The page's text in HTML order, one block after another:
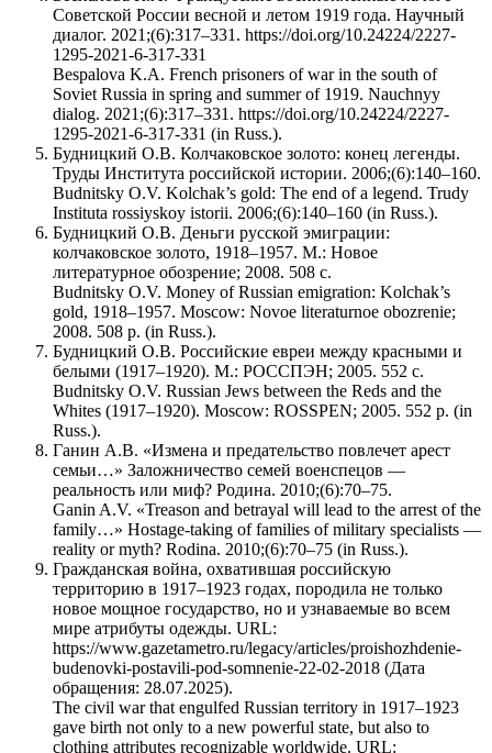
Советской России весной и летом 1919 года. Научный
диалог. 2021;(6):317–331. https://doi.org/10.24224/2227-
1295-2021-6-317-331
Bespalova K.A. French prisoners of war in the south of
Soviet Russia in spring and summer of 1919. Nauchnyy
dialog. 2021;(6):317–331. https://doi.org/10.24224/2227-
1295-2021-6-317-331 (in Russ.).
Будницкий О.В. Колчаковское золото: конец легенды.
Труды Института российской истории. 2006;(6):140–160.
Budnitsky O.V. Kolchak’s gold: The end of a legend. Trudy
Instituta rossiyskoy istorii. 2006;(6):140–160 (in Russ.).
Будницкий О.В. Деньги русской эмиграции:
колчаковское золото, 1918–1957. М.: Новое
литературное обозрение; 2008. 508 с.
Budnitsky O.V. Money of Russian emigration: Kolchak’s
gold, 1918–1957. Moscow: Novoe literaturnoe obozrenie;
2008. 508 p. (in Russ.).
Будницкий О.В. Российские евреи между красными и
белыми (1917–1920). М.: РОССПЭН; 2005. 552 с.
Budnitsky O.V. Russian Jews between the Reds and the
Whites (1917–1920). Moscow: ROSSPEN; 2005. 552 p. (in
Russ.).
Ганин А.В. «Измена и предательство повлечет арест
семьи…» Заложничество семей военспецов —
реальность или миф? Родина. 2010;(6):70–75.
Ganin A.V. «Treason and betrayal will lead to the arrest of the
family…» Hostage-taking of families of military specialists —
reality or myth? Rodina. 2010;(6):70–75 (in Russ.).
Гражданская война, охватившая российскую
территорию в 1917–1923 годах, породила не только
новое мощное государство, но и узнаваемые во всем
мире атрибуты одежды. URL:
https://www.gazetametro.ru/legacy/articles/proishozhdenie-
budenovki-postavili-pod-somnenie-22-02-2018 (Дата
обращения: 28.07.2025).
The civil war that engulfed Russian territory in 1917–1923
gave birth not only to a new powerful state, but also to
clothing attributes recognizable worldwide. URL: